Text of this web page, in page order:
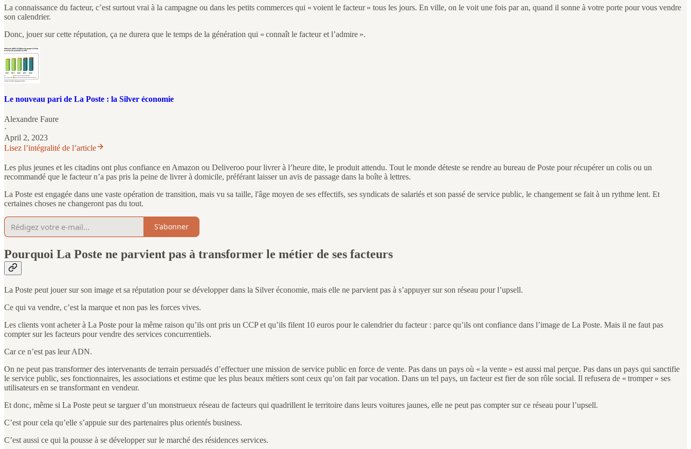
La connaissance du facteur, c’est surtout vrai à la campagne ou dans les petits commerces qui « voient le facteur » tous les jours. En ville, on le voit une fois par an, quand il sonne à votre porte pour vous vendre
son calendrier.
Donc, jouer sur cette réputation, ça ne durera que le temps de la génération qui « connaît le facteur et l’admire ».
Le nouveau pari de La Poste : la Silver économie
Alexandre Faure
·
April 2, 2023
Lisez l’intégralité de l’article
Les plus jeunes et les citadins ont plus confiance en Amazon ou Deliveroo pour livrer à l’heure dite, le produit attendu. Tout le monde déteste se rendre au bureau de Poste pour récupérer un colis ou un
recommandé que le facteur n’a pas pris la peine de livrer à domicile, préférant laisser un avis de passage dans la boîte à lettres.
La Poste est engagée dans une vaste opération de transition, mais vu sa taille, l'âge moyen de ses effectifs, ses syndicats de salariés et son passé de service public, le changement se fait à un rythme lent. Et
certaines choses ne changeront pas du tout.
S'abonner
Pourquoi La Poste ne parvient pas à transformer le métier de ses facteurs
La Poste peut jouer sur son image et sa réputation pour se développer dans la Silver économie, mais elle ne parvient pas à s’appuyer sur son réseau pour l’upsell.
Ce qui va vendre, c’est la marque et non pas les forces vives.
Les clients vont acheter à La Poste pour la même raison qu’ils ont pris un CCP et qu’ils filent 10 euros pour le calendrier du facteur : parce qu’ils ont confiance dans l’image de La Poste. Mais il ne faut pas
compter sur les facteurs pour vendre des services concurrentiels.
Car ce n’est pas leur ADN.
On ne peut pas transformer des intervenants de terrain persuadés d’effectuer une mission de service public en force de vente. Pas dans un pays où « la vente » est aussi mal perçue. Pas dans un pays qui sanctifie
le service public, ses fonctionnaires, les associations et estime que les plus beaux métiers sont ceux qu’on fait par vocation. Dans un tel pays, un facteur est fier de son rôle social. Il refusera de « tromper » ses
utilisateurs en se transformant en vendeur.
Et donc, même si La Poste peut se targuer d’un monstrueux réseau de facteurs qui quadrillent le territoire dans leurs voitures jaunes, elle ne peut pas compter sur ce réseau pour l’upsell.
C’est pour cela qu’elle s’appuie sur des partenaires plus orientés business.
C’est aussi ce qui la pousse à se développer sur le marché des résidences services.